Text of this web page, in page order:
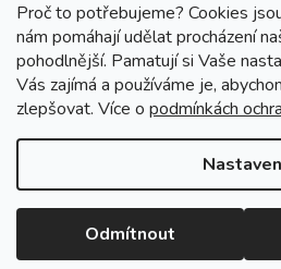
Proč to potřebujeme? Cookies
nám pomáhají udělat procházení
pohodlnější. Pamatují si Vaše
Vás zajímá a používáme je,
zlepšovat. Více o podmínkách
Odmítnout
Copyright 2026 Zubáček.cz .
nastavení
Grafický návrh vytvořil a na Shoptet
Vytvořil